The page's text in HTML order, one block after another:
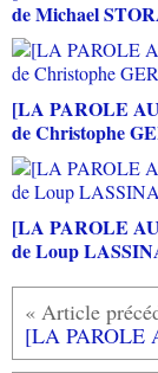
de Michael
[LA PAROLE
de Christophe
[LA PAROLE
de Loup